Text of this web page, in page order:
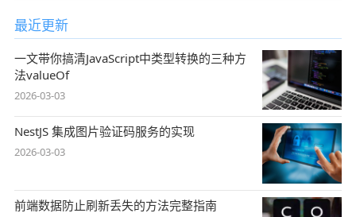
最近更新
一文带你搞清JavaScript中类型转换的三种方
法valueOf
2026-03-03
NestJS 集成图片验证码服务的实现
2026-03-03
前端数据防止刷新丢失的方法完整指南